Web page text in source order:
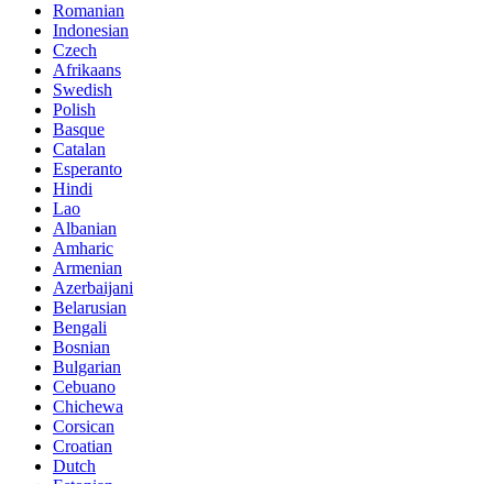
Romanian
Indonesian
Czech
Afrikaans
Swedish
Polish
Basque
Catalan
Esperanto
Hindi
Lao
Albanian
Amharic
Armenian
Azerbaijani
Belarusian
Bengali
Bosnian
Bulgarian
Cebuano
Chichewa
Corsican
Croatian
Dutch